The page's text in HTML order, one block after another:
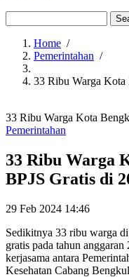
Breadcrumb
Home /
Pemerintahan /
33 Ribu Warga Kota
33 Ribu Warga Kota
Pemerintahan
33 Ribu Warga
BPJS Gratis di
29 Feb 2024 14:46
Sedikitnya 33 ribu warga
gratis pada tahun
kerjasama antara
Kesehatan Cabang